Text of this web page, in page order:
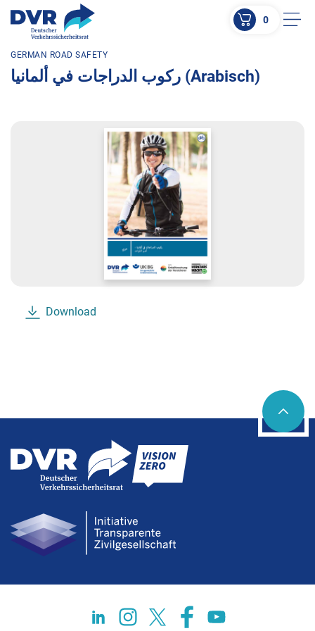
ZUM HAUPTINHALT SPRINGEN
ZUR SUCHE SPRINGEN
0
GERMAN ROAD SAFETY
ركوب الدراجات في ألمانيا (Arabisch)
Download
Social networks